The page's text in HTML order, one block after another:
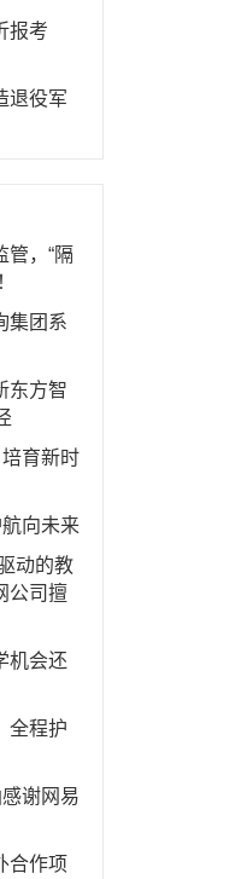
报考
退役军
管，“隔
集团系
东方智
育新时
向未来
动的教
公司擅
机会还
全程护
谢网易
合作项